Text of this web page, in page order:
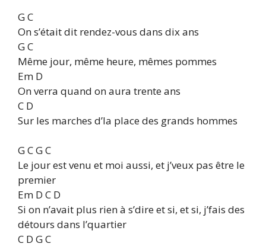
G C
On s’était dit rendez-vous dans dix ans
G C
Même jour, même heure, mêmes pommes
Em D
On verra quand on aura trente ans
C D
Sur les marches d’la place des grands hommes
G C G C
Le jour est venu et moi aussi, et j’veux pas être le
premier
Em D C D
Si on n’avait plus rien à s’dire et si, et si, j’fais des
détours dans l’quartier
C D G C